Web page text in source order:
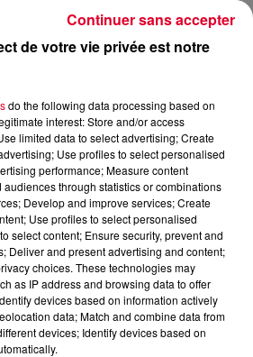
16h00 par journaliste Redaction
de votre vie privée est notre
do the following data processing based on
interest: Store and/or access
limited data to select advertising; Create
Use profiles to select personalised
performance; Measure content
through statistics or combinations
Develop and improve services; Create
Use profiles to select personalised
select content; Ensure security, prevent and
Deliver and present advertising and content;
choices. These technologies may
as IP address and browsing data to offer
devices based on information actively
data; Match and combine data from
devices; Identify devices based on
Continuer sans accepter